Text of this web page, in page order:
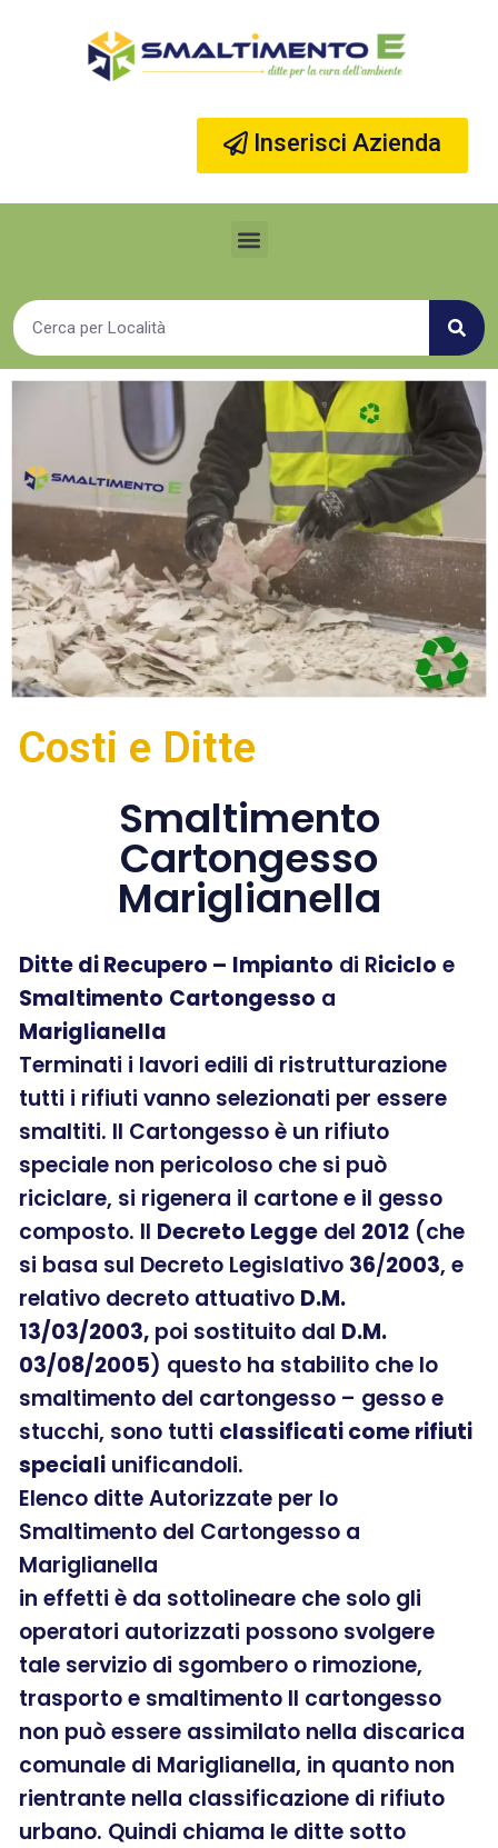
Inserisci Azienda
Costi e Ditte
Smaltimento
Cartongesso
Mariglianella
Ditte di Recupero – Impianto di Riciclo e
Smaltimento Cartongesso a
Mariglianella
Terminati i lavori edili di ristrutturazione
tutti i rifiuti vanno selezionati per essere
smaltiti. Il Cartongesso è un rifiuto
speciale non pericoloso che si può
riciclare, si rigenera il cartone e il gesso
composto. Il Decreto Legge del 2012 (che
si basa sul Decreto Legislativo 36/2003, e
relativo decreto attuativo D.M.
13/03/2003, poi sostituito dal D.M.
03/08/2005) questo ha stabilito che lo
smaltimento del cartongesso – gesso e
stucchi, sono tutti classificati come rifiuti
speciali unificandoli.
Elenco ditte Autorizzate per lo
Smaltimento del Cartongesso a
Mariglianella
in effetti è da sottolineare che solo gli
operatori autorizzati possono svolgere
tale servizio di sgombero o rimozione,
trasporto e smaltimento Il cartongesso
non può essere assimilato nella discarica
comunale di Mariglianella, in quanto non
rientrante nella classificazione di rifiuto
urbano. Quindi chiama le ditte sotto